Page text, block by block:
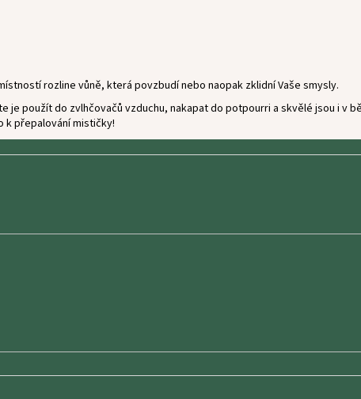
rozline vůně, která povzbudí nebo naopak zklidní Vaše smysly.
je použít do zvlhčovačů vzduchu, nakapat do potpourri a skvělé jsou i v
k přepalování mističky!